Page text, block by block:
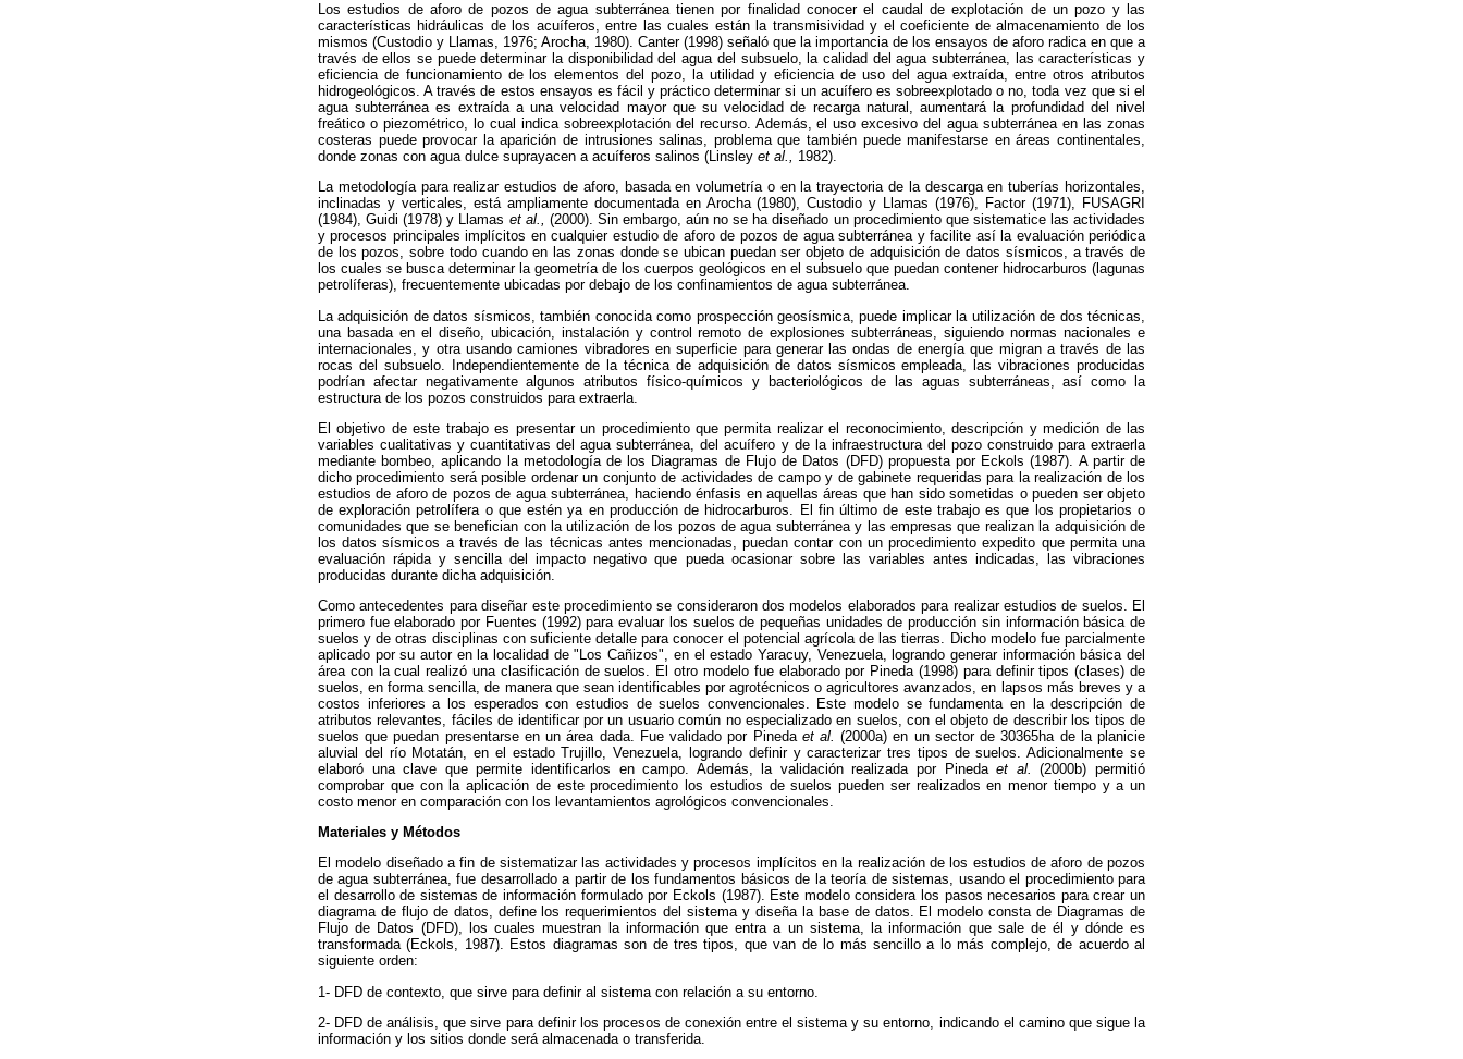
Los estudios de aforo de pozos de agua subterránea tienen por finalidad conocer el caudal de explotación de un pozo y las
características hidráulicas de los acuíferos, entre las cuales están la transmisividad y el coeficiente de almacenamiento de los
mismos (Custodio y Llamas, 1976; Arocha, 1980). Canter (1998) señaló que la importancia de los ensayos de aforo radica en que a
través de ellos se puede determinar la disponibilidad del agua del subsuelo, la calidad del agua subterránea, las características y
eficiencia de funcionamiento de los elementos del pozo, la utilidad y eficiencia de uso del agua extraída, entre otros atributos
hidrogeológicos. A través de estos ensayos es fácil y práctico determinar si un acuífero es sobreexplotado o no, toda vez que si el
agua subterránea es extraída a una velocidad mayor que su velocidad de recarga natural, aumentará la profundidad del nivel
freático o piezométrico, lo cual indica sobreexplotación del recurso. Además, el uso excesivo del agua subterránea en las zonas
costeras puede provocar la aparición de intrusiones salinas, problema que también puede manifestarse en áreas continentales,
donde zonas con agua dulce suprayacen a acuíferos salinos (Linsley et al., 1982).
La metodología para realizar estudios de aforo, basada en volumetría o en la trayectoria de la descarga en tuberías horizontales,
inclinadas y verticales, está ampliamente documentada en Arocha (1980), Custodio y Llamas (1976), Factor (1971), FUSAGRI
(1984), Guidi (1978) y Llamas et al., (2000). Sin embargo, aún no se ha diseñado un procedimiento que sistematice las actividades
y procesos principales implícitos en cualquier estudio de aforo de pozos de agua subterránea y facilite así la evaluación periódica
de los pozos, sobre todo cuando en las zonas donde se ubican puedan ser objeto de adquisición de datos sísmicos, a través de
los cuales se busca determinar la geometría de los cuerpos geológicos en el subsuelo que puedan contener hidrocarburos (lagunas
petrolíferas), frecuentemente ubicadas por debajo de los confinamientos de agua subterránea.
La adquisición de datos sísmicos, también conocida como prospección geosísmica, puede implicar la utilización de dos técnicas,
una basada en el diseño, ubicación, instalación y control remoto de explosiones subterráneas, siguiendo normas nacionales e
internacionales, y otra usando camiones vibradores en superficie para generar las ondas de energía que migran a través de las
rocas del subsuelo. Independientemente de la técnica de adquisición de datos sísmicos empleada, las vibraciones producidas
podrían afectar negativamente algunos atributos físico-químicos y bacteriológicos de las aguas subterráneas, así como la
estructura de los pozos construidos para extraerla.
El objetivo de este trabajo es presentar un procedimiento que permita realizar el reconocimiento, descripción y medición de las
variables cualitativas y cuantitativas del agua subterránea, del acuífero y de la infraestructura del pozo construido para extraerla
mediante bombeo, aplicando la metodología de los Diagramas de Flujo de Datos (DFD) propuesta por Eckols (1987). A partir de
dicho procedimiento será posible ordenar un conjunto de actividades de campo y de gabinete requeridas para la realización de los
estudios de aforo de pozos de agua subterránea, haciendo énfasis en aquellas áreas que han sido sometidas o pueden ser objeto
de exploración petrolífera o que estén ya en producción de hidrocarburos. El fin último de este trabajo es que los propietarios o
comunidades que se benefician con la utilización de los pozos de agua subterránea y las empresas que realizan la adquisición de
los datos sísmicos a través de las técnicas antes mencionadas, puedan contar con un procedimiento expedito que permita una
evaluación rápida y sencilla del impacto negativo que pueda ocasionar sobre las variables antes indicadas, las vibraciones
producidas durante dicha adquisición.
Como antecedentes para diseñar este procedimiento se consideraron dos modelos elaborados para realizar estudios de suelos. El
primero fue elaborado por Fuentes (1992) para evaluar los suelos de pequeñas unidades de producción sin información básica de
suelos y de otras disciplinas con suficiente detalle para conocer el potencial agrícola de las tierras. Dicho modelo fue parcialmente
aplicado por su autor en la localidad de "Los Cañizos", en el estado Yaracuy, Venezuela, logrando generar información básica del
área con la cual realizó una clasificación de suelos. El otro modelo fue elaborado por Pineda (1998) para definir tipos (clases) de
suelos, en forma sencilla, de manera que sean identificables por agrotécnicos o agricultores avanzados, en lapsos más breves y a
costos inferiores a los esperados con estudios de suelos convencionales. Este modelo se fundamenta en la descripción de
atributos relevantes, fáciles de identificar por un usuario común no especializado en suelos, con el objeto de describir los tipos de
suelos que puedan presentarse en un área dada. Fue validado por Pineda et al. (2000a) en un sector de 30365ha de la planicie
aluvial del río Motatán, en el estado Trujillo, Venezuela, logrando definir y caracterizar tres tipos de suelos. Adicionalmente se
elaboró una clave que permite identificarlos en campo. Además, la validación realizada por Pinedaet al. (2000b) permitió
comprobar que con la aplicación de este procedimiento los estudios de suelos pueden ser realizados en menor tiempo y a un
costo menor en comparación con los levantamientos agrológicos convencionales.
Materiales y Métodos
El modelo diseñado a fin de sistematizar las actividades y procesos implícitos en la realización de los estudios de aforo de pozos
de agua subterránea, fue desarrollado a partir de los fundamentos básicos de la teoría de sistemas, usando el procedimiento para
el desarrollo de sistemas de información formulado por Eckols (1987). Este modelo considera los pasos necesarios para crear un
diagrama de flujo de datos, define los requerimientos del sistema y diseña la base de datos. El modelo consta de Diagramas de
Flujo de Datos (DFD), los cuales muestran la información que entra a un sistema, la información que sale de él y dónde es
transformada (Eckols, 1987). Estos diagramas son de tres tipos, que van de lo más sencillo a lo más complejo, de acuerdo al
siguiente orden:
1- DFD de contexto, que sirve para definir al sistema con relación a su entorno.
2- DFD de análisis, que sirve para definir los procesos de conexión entre el sistema y su entorno, indicando el camino que sigue la
información y los sitios donde será almacenada o transferida.